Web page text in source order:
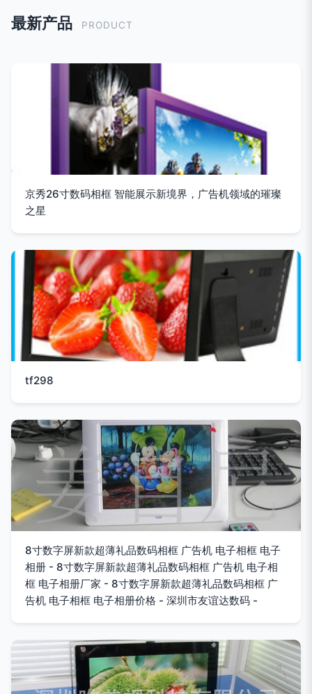
最新产品 PRODUCT
京秀26寸数码相框 智能展示新境界，广告机领域的璀璨
之星
tf298
8寸数字屏新款超薄礼品数码相框 广告机 电子相框 电子
相册 - 8寸数字屏新款超薄礼品数码相框 广告机 电子相
框 电子相册厂家 - 8寸数字屏新款超薄礼品数码相框 广
告机 电子相框 电子相册价格 - 深圳市友谊达数码 -